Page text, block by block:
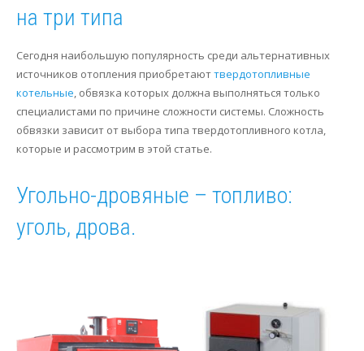
Отопление
на три типа
Сегодня наибольшую популярность среди альтернативных
источников отопления приобретаюттвердотопливные
котельные, обвязка которых должна выполняться только
специалистами по причине сложности системы. Сложность
обвязки зависит от выбора типа твердотопливного котла,
которые и рассмотрим в этой статье.
Угольно-дровяные – топливо:
уголь, дрова.